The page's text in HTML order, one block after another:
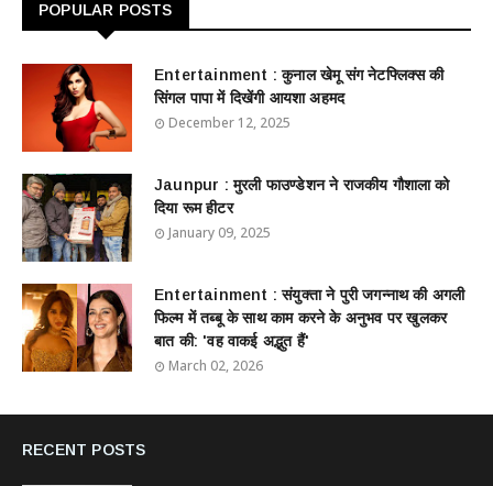
POPULAR POSTS
Entertainment : ​​​​कुनाल खेमू संग नेटफ्लिक्स की
सिंगल पापा में दिखेंगी आयशा अहमद
December 12, 2025
Jaunpur : ​मुरली फाउण्डेशन ने राजकीय गौशाला को
दिया रूम हीटर
January 09, 2025
Entertainment : ​संयुक्ता ने पुरी जगन्नाथ की अगली
फिल्म में तब्बू के साथ काम करने के अनुभव पर खुलकर
बात की: 'वह वाकई अद्भुत हैं'
March 02, 2026
RECENT POSTS